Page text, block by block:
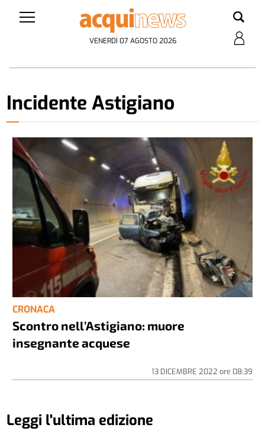
VENERDÌ 07 AGOSTO 2026
Incidente Astigiano
CRONACA
Scontro nell’Astigiano: muore
insegnante acquese
13 DICEMBRE 2022 ore 08:39
Leggi l'ultima edizione